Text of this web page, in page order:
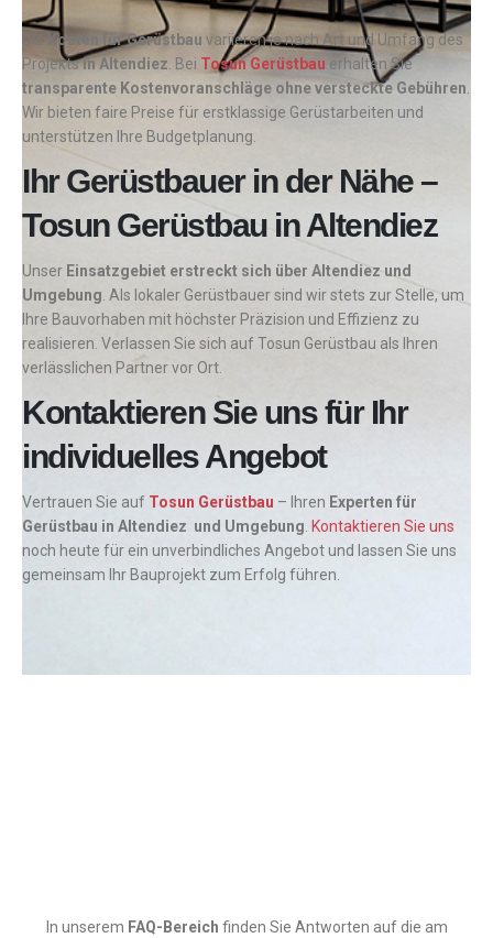
Kosten für Gerüstbau variieren je nach Art und Umfang des
Projektsin Altendiez . Bei Tosun Gerüstbau erhalten Sie
transparente Kostenvoranschläge ohne versteckte Gebühren
Wir bieten faire Preise für erstklassige Gerüstarbeiten und
unterstützen Ihre Budgetplanung.
Ihr Gerüstbauer in der Nähe –
Tosun Gerüstbau in Altendiez
Unser Einsatzgebiet erstreckt sich über Altendiez und
Umgebung . Als lokaler Gerüstbauer sind wir stets zur Stelle, um
Ihre Bauvorhaben mit höchster Präzision und Effizienz zu
realisieren. Verlassen Sie sich auf Tosun Gerüstbau als Ihren
verlässlichen Partner vor Ort.
Kontaktieren Sie uns für Ihr
individuelles Angebot
Vertrauen Sie auf Tosun Gerüstbau – Ihren Experten für
Gerüstbau in Altendiez und Umgebung Kontaktieren Sie uns
noch heute für ein unverbindliches Angebot und lassen Sie uns
gemeinsam Ihr Bauprojekt zum Erfolg führen.
In unserem FAQ-Bereich finden Sie Antworten auf die am